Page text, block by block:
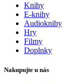
Knihy
E-knihy
Audioknihy
Hry
Filmy
Doplnky
Nakupujte u nás